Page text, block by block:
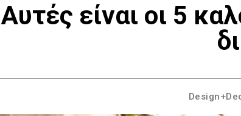
Αυτές είναι οι 5